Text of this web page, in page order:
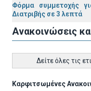
Φόρμα συμμετοχής
Διατριβής σε 3 λεπτά
Ανακοινώσεις
Δείτε όλες τις
Καρφιτσωμένες